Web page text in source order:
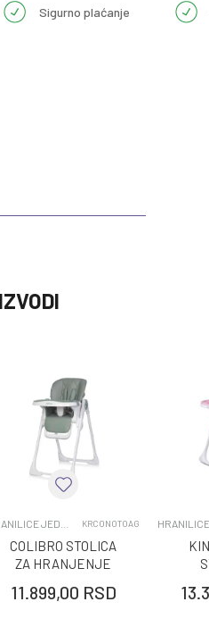
Sigurno plaćanje
KRCONOTOAG
COLIBRO STOLICA
ZA HRANJENJE
11.899,00 RSD